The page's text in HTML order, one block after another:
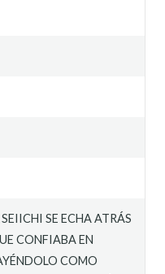
SE ECHA ATRÁS
CONFIABA EN
COMO